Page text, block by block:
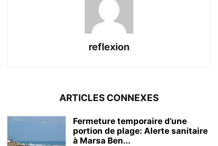
reflexion
ARTICLES CONNEXES
Fermeture temporaire d’une
portion de plage: Alerte sanitaire
à Marsa Ben...